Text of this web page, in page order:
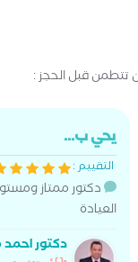
تتطمن قبل الحجز :
يحي ب...
التقييم :
دكتور ممتاز
العيادة
دكتور